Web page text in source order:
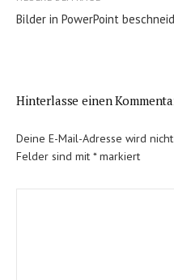
Bilder in PowerPoint
Hinterlasse einen
Deine E-Mail-Adresse wird
Felder sind mit *markiert